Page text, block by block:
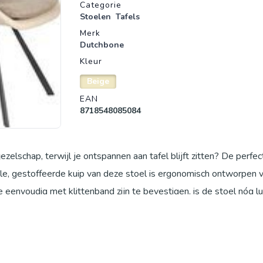
Categorie
Stoelen Tafels
Merk
Dutchbone
Kleur
Beige
EAN
8718548085084
terwijl je ontspannen aan tafel blijft zitten? De
gestoffeerde kuip van deze stoel is ergonomisch ontworpen
met klittenband zijn te bevestigen, is de stoel nóg
langs de rand van de kuip completeren het geheel